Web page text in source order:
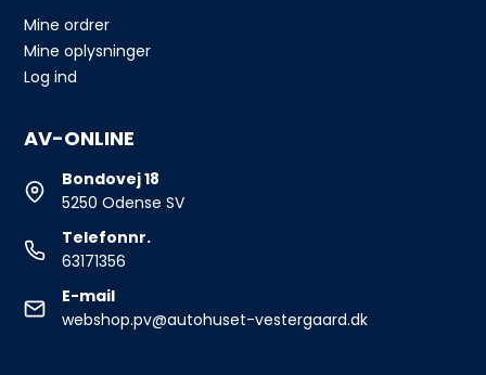
Mine ordrer
Mine oplysninger
Log ind
AV-ONLINE
Bondovej 18
5250 Odense SV
Telefonnr.
63171356
E-mail
webshop.pv@autohuset-vestergaard.dk